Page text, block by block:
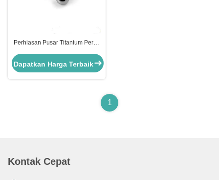
Perhiasan Pusar Titanium Perak
Dapatkan Harga Terbaik
1
Kontak Cepat